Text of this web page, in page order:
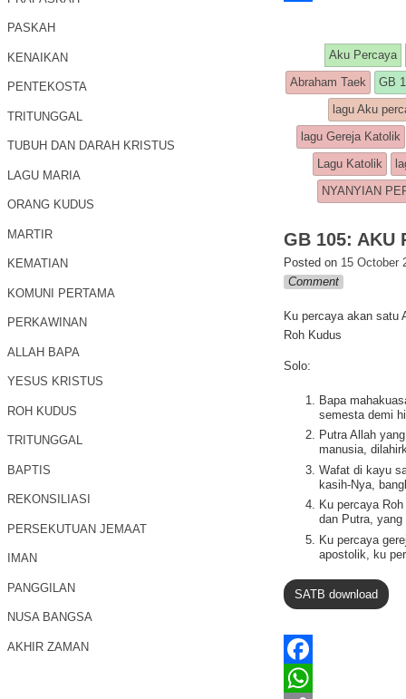
o
s
y
a
Aku Percaya
Abraham Taek
GB
lagu Aku
lagu Gereja Katolik
Lagu Katolik
NYANYIAN
GB 105: AKU
Posted on 15 October
Comment
Ku percaya akan satu
Roh Kudus
Solo:
Bapa
semesta demi
Putra Allah
manusia,
Wafat di kayu
kasih-Nya,
Ku percaya
dan Putra, yang
Ku percaya
apostolik, ku
SATB download
F
PASKAH
KENAIKAN
PENTEKOSTA
TRITUNGGAL
TUBUH DAN DARAH KRISTUS
LAGU MARIA
ORANG KUDUS
MARTIR
KEMATIAN
KOMUNI PERTAMA
PERKAWINAN
ALLAH BAPA
YESUS KRISTUS
ROH KUDUS
TRITUNGGAL
BAPTIS
REKONSILIASI
PERSEKUTUAN JEMAAT
IMAN
PANGGILAN
NUSA BANGSA
AKHIR ZAMAN